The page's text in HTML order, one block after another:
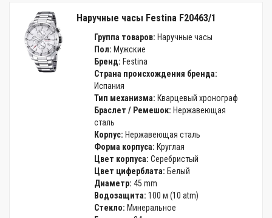
Наручные часы Festina F20463/1
Группа товаров: Наручные часы
Пол: Мужские
Бренд: Festina
Страна происхождения бренда:
Испания
Тип механизма: Кварцевый хронограф
Браслет / Ремешок: Нержавеющая
сталь
Корпус: Нержавеющая сталь
Форма корпуса: Круглая
Цвет корпуса: Серебристый
Цвет циферблата: Белый
Диаметр: 45 mm
Водозащита: 100 м (10 atm)
Стекло: Минеральное